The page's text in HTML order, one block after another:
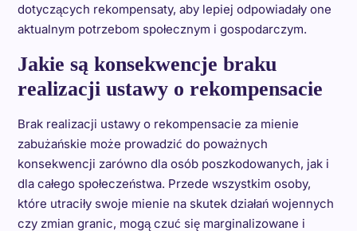
dotyczących rekompensaty, aby lepiej odpowiadały one
aktualnym potrzebom społecznym i gospodarczym.
Jakie są konsekwencje braku
realizacji ustawy o rekompensacie
Brak realizacji ustawy o rekompensacie za mienie
zabużańskie może prowadzić do poważnych
konsekwencji zarówno dla osób poszkodowanych, jak i
dla całego społeczeństwa. Przede wszystkim osoby,
które utraciły swoje mienie na skutek działań wojennych
czy zmian granic, mogą czuć się marginalizowane i